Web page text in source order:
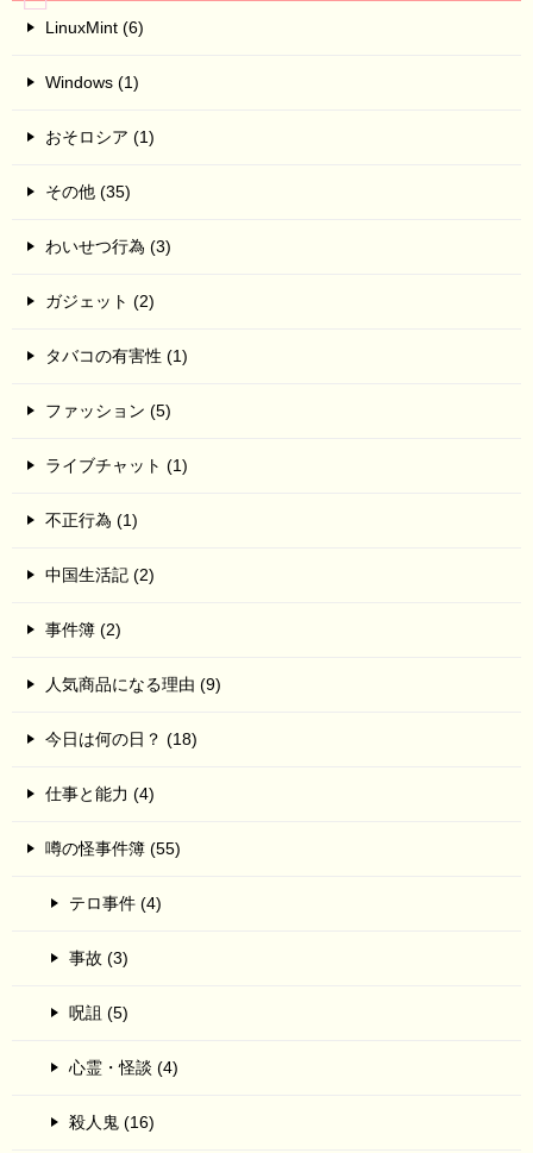
LinuxMint (6)
Windows (1)
おそロシア (1)
その他 (35)
わいせつ行為 (3)
ガジェット (2)
タバコの有害性 (1)
ファッション (5)
ライブチャット (1)
不正行為 (1)
中国生活記 (2)
事件簿 (2)
人気商品になる理由 (9)
今日は何の日？ (18)
仕事と能力 (4)
噂の怪事件簿 (55)
テロ事件 (4)
事故 (3)
呪詛 (5)
心霊・怪談 (4)
殺人鬼 (16)